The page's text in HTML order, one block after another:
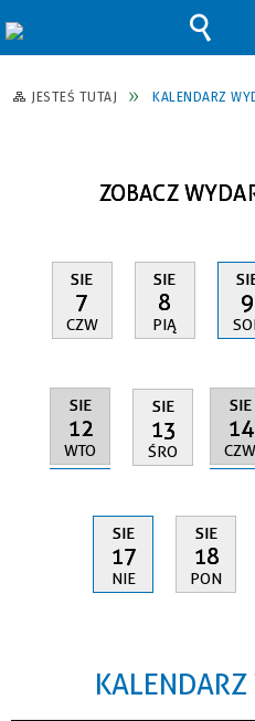
JESTEŚ TUTAJ KALENDARZ
ZOBACZ
SIE
7
CZW
SIE
8
PIĄ
9
SIE
12
WTO
SIE
13
ŚRO
SIE
14
CZW
SIE
17
NIE
SIE
18
PON